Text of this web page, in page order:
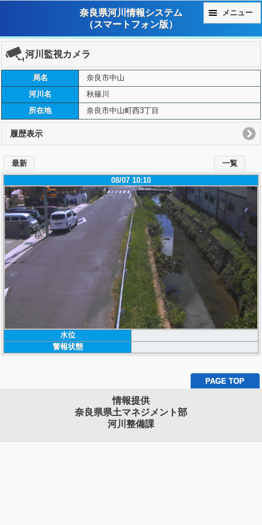
奈良県河川情報システム
（スマートフォン版）
メニュー
河川監視カメラ
局名
奈良市中山
河川名
秋篠川
所在地
奈良市中山町西3丁目
履歴表示
最新 一覧
08/07 10:10
水位
警報状態
PAGE TOP
情報提供
奈良県県土マネジメント部
河川整備課